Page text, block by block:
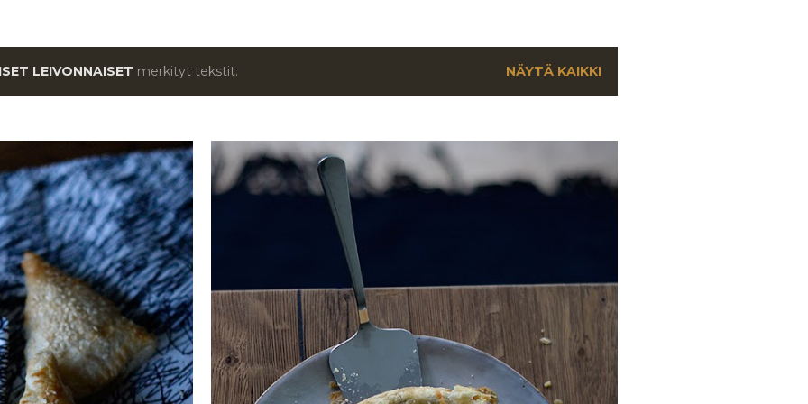
LEIVONNAISET merkityt tekstit. NÄYTÄ KAIKKI